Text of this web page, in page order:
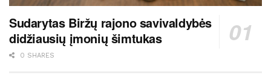
Sudarytas Biržų rajono savivaldybės
didžiausių įmonių šimtukas
0 SHARES